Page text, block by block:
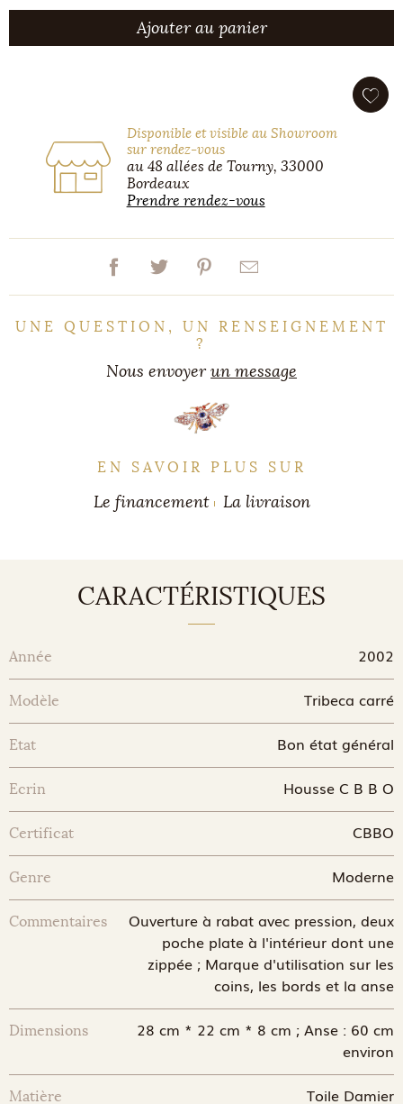
Ajouter au panier
Disponible et visible au Showroom
sur rendez-vous
au 48 allées de Tourny, 33000
Bordeaux
Prendre rendez-vous
UNE QUESTION, UN RENSEIGNEMENT
?
Nous envoyerun message
EN SAVOIR PLUS SUR
Le financement La livraison
CARACTÉRISTIQUES
Année 2002
Modèle Tribeca carré
Etat Bon état général
Ecrin Housse C B B O
Certificat CBBO
Genre Moderne
Commentaires
Ouverture à rabat avec pression, deux
poche plate à l'intérieur dont une
zippée ; Marque d'utilisation sur les
coins, les bords et la anse
Dimensions
28 cm * 22 cm * 8 cm ; Anse : 60 cm
environ
Matière Toile Damier